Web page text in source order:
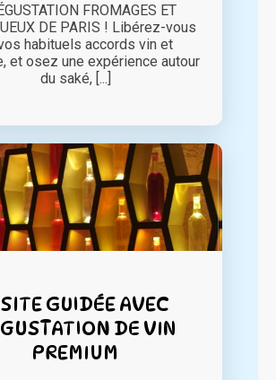
FROMAGES ET
DE PARIS ! Libérez-vous
habituels accords vin et
et osez une expérience autour
du saké, [...]
GUIDÉE AVEC
DE VIN
PREMIUM